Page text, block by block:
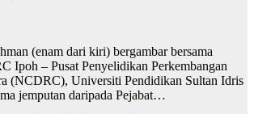
(enam dari kiri) bergambar bersama
Ipoh – Pusat Penyelidikan Perkembangan
(NCDRC), Universiti Pendidikan Sultan Idris
jemputan daripada Pejabat…